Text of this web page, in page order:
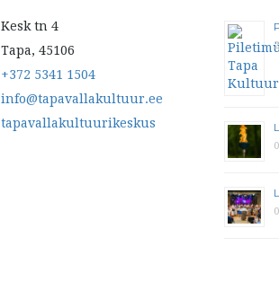
Kesk tn 4
Tapa, 45106
+372 5341 1504
info@tapavallakultuur.ee
tapavallakultuurikeskus